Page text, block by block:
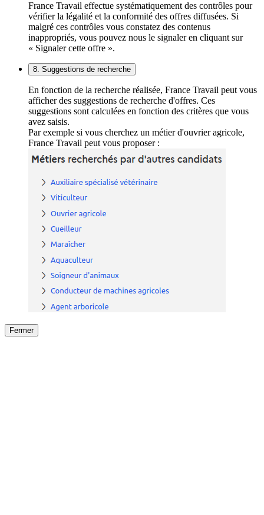
France Travail effectue systématiquement des contrôles pour
vérifier la légalité et la conformité des offres diffusées. Si
malgré ces contrôles vous constatez des contenus
inappropriés, vous pouvez nous le signaler en cliquant sur
« Signaler cette offre ».
8. Suggestions de recherche
En fonction de la recherche réalisée, France Travail peut vous
afficher des suggestions de recherche d'offres. Ces
suggestions sont calculées en fonction des critères que vous
avez saisis.
Par exemple si vous cherchez un métier d'ouvrier agricole,
France Travail peut vous proposer :
Fermer